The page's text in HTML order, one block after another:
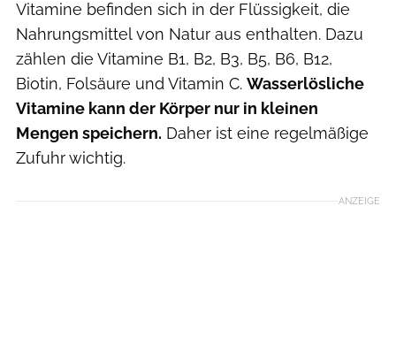
Vitamine befinden sich in der Flüssigkeit, die
Nahrungsmittel von Natur aus enthalten. Dazu
zählen die Vitamine B1, B2, B3, B5, B6, B12,
Biotin, Folsäure und Vitamin C. Wasserlösliche
Vitamine kann der Körper nur in kleinen
Mengen speichern. Daher ist eine regelmäßige
Zufuhr wichtig.
ANZEIGE